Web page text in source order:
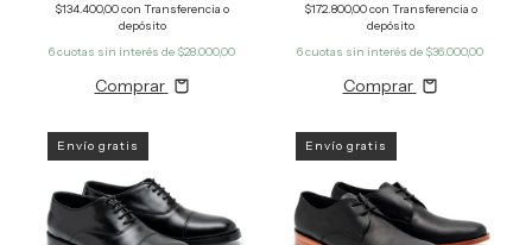
$134.400,00con Transferencia o
depósito
6cuotas sin interés de $28.000,00
Comprar
$172.800,00con Transferencia o
depósito
6cuotas sin interés de $36.000,00
Comprar
Envío gratis Envío gratis